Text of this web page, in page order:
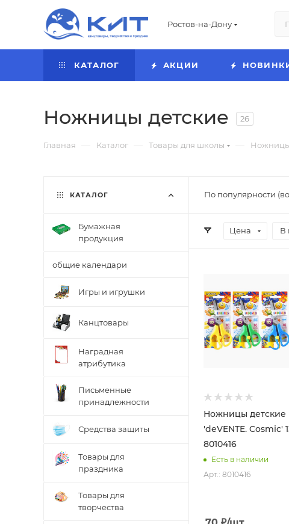
Ростов-на-Дону
КАТАЛОГ АКЦИИ
Ножницы детские 26
Главная — Каталог — Товары для школы — Ножницы
По популярности
Цена В
Ножницы детские
'deVENTE. Cosmic'
8010416
Есть в наличии
Арт.: 8010416
КАТАЛОГ
Бумажная
продукция
общие календари
Игры и игрушки
Канцтовары
Наградная
атрибутика
Письменные
принадлежности
Средства защиты
Товары для
праздника
Товары для
творчества